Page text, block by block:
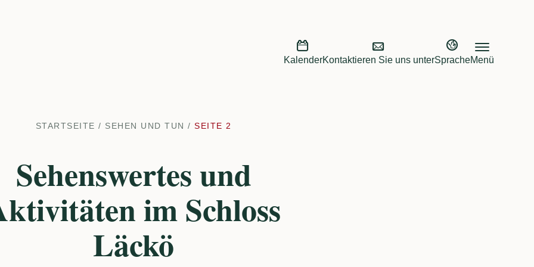
KalenderKontaktieren Sie uns unterSpracheMenü
STARTSEITE / SEHEN UND TUN / SEITE 2
Sehenswertes und
im Schloss
Läckö